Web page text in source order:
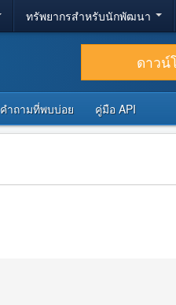
ทรัพยากรสำหรับนักพัฒนา
ดาวน์
คำถามที่พบบ่อย คู่มือ API